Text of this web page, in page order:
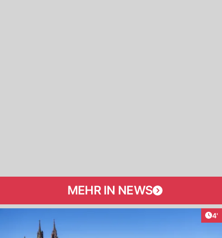
MEHR IN NEWS
4'